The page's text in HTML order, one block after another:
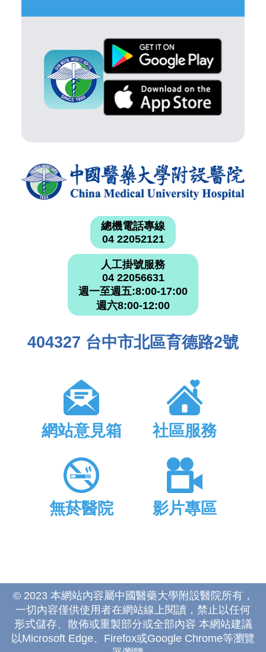
總機電話專線
04 22052121
人工掛號服務
04 22056631
週一至週五:8:00-17:00
週六8:00-12:00
404327 台中市北區育德路2號
網站意見箱 社區服務
無菸醫院 影片專區
© 2023 本網站內容屬中國醫藥大學附設醫院所有，
一切內容僅供使用者在網站線上閱讀，禁止以任何
形式儲存、散佈或重製部分或全部內容 本網站建議
以Microsoft Edge、Firefox或Google Chrome等瀏覽